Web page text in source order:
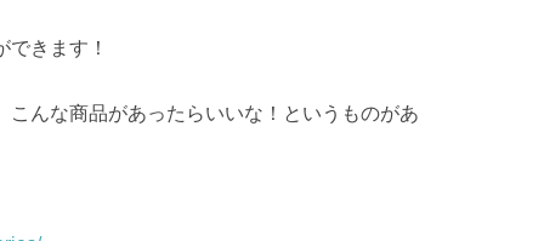
きます！
んな商品があったらいいな！というものがあ